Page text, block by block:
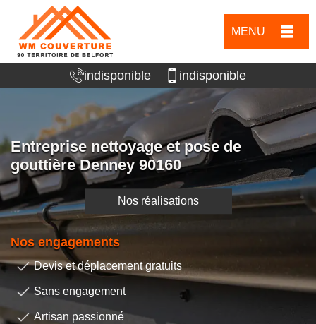
MENU
indisponible indisponible
Entreprise nettoyage et pose de
gouttière Denney 90160
Nos réalisations
Nos engagements
Devis et déplacement gratuits
Sans engagement
Artisan passionné